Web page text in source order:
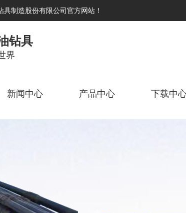
制造股份有限公司官方网站！
钻具
界
新闻中心 产品中心 下载中